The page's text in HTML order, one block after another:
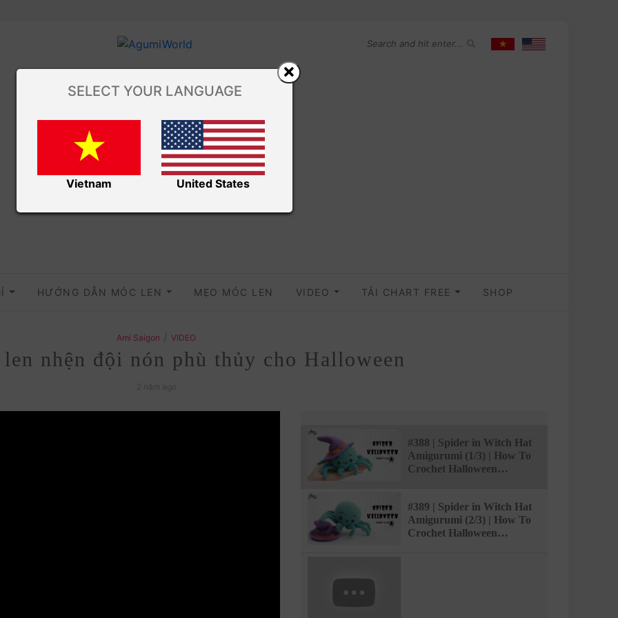
HƯỚNG DẪN MÓC LEN MẸO MÓC LEN VIDEO TẢI CHART FREE SHOP
Ami Saigon VIDEO
nhện đội nón phù thủy cho Halloween
#388 | Spider in Witch Hat
Amigurumi (1/3) | How To
Crochet Halloween
#389 | Spider in Witch Hat
Amigurumi (2/3) | How To
Crochet Halloween
SELECT YOUR LANGUAGE
Vietnam United States